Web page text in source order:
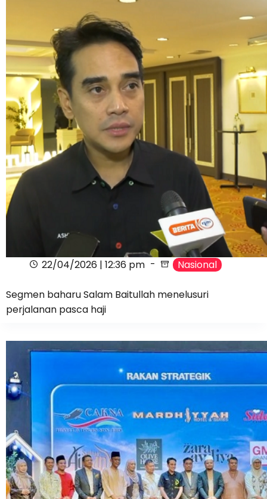
22/04/2026 | 12:36 pm Nasional
Segmen baharu Salam Baitullah menelusuri
perjalanan pasca haji